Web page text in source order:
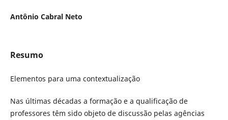
Antônio Cabral Neto
Resumo
Elementos para uma contextualização
Nas últimas décadas a formação e a qualificação de
professores têm sido objeto de discussão pelas agências